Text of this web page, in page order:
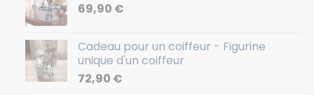
69,90 €
Cadeau pour un coiffeur - Figurine
unique d'un coiffeur
72,90 €